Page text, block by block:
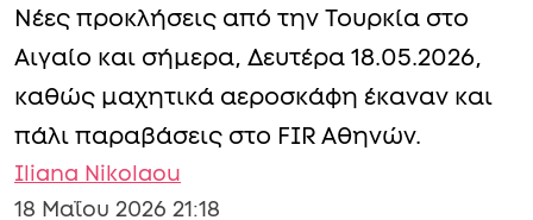
Νέες προκλήσεις από την Τουρκία στο
Αιγαίο και σήμερα, Δευτέρα 18.05.2026,
καθώς μαχητικά αεροσκάφη έκαναν και
πάλι παραβάσεις στο FIR Αθηνών.
Iliana Nikolaou
18 Μαΐου 2026 21:18